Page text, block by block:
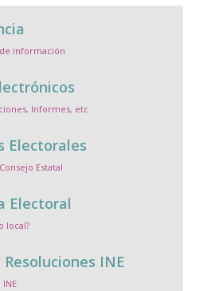
información
Informes, etc
Electorales
Estatal
Electoral
local?
INE